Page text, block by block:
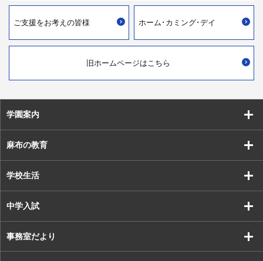
ご支援をお考えの皆様 ホーム･カミング･デイ
旧ホームページはこちら
学園案内
麻布の教育
学校生活
中学入試
事務室だより